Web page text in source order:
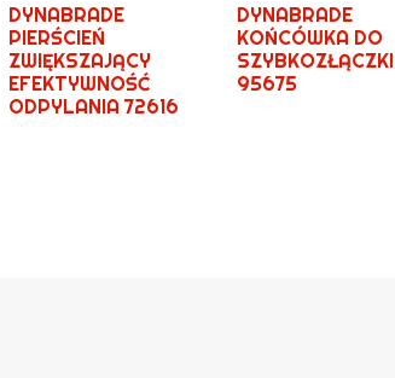
DYNABRADE
PIERŚCIEŃ
ZWIĘKSZAJĄCY
EFEKTYWNOŚĆ
ODPYLANIA 72616
DYNABRADE
KOŃCÓWKA DO
SZYBKOZŁĄCZKI
95675